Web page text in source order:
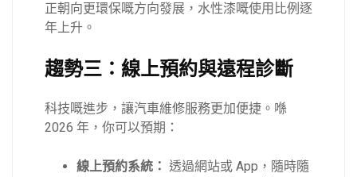
正朝向更環保嘅方向發展，水性漆嘅使用比例逐
年上升。
趨勢三：線上預約與遠程診斷
科技嘅進步，讓汽車維修服務更加便捷。喺
2026 年，你可以預期：
線上預約系統： 透過網站或 App，隨時隨